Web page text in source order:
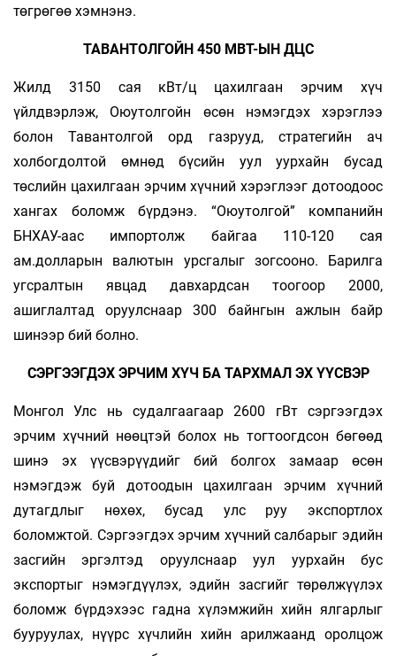
төгрөгөө хэмнэнэ.
ТАВАНТОЛГОЙН 450 МВТ-ЫН ДЦС
Жилд 3150 сая кВт/ц цахилгаан эрчим хүч
үйлдвэрлэж, Оюутолгойн өсөн нэмэгдэх хэрэглээ
болон Тавантолгой орд газрууд, стратегийн ач
холбогдолтой өмнөд бүсийн уул уурхайн бусад
төслийн цахилгаан эрчим хүчний хэрэглээг дотоодоос
хангах боломж бүрдэнэ. “Оюутолгой” компанийн
БНХАУ-аас импортолж байгаа 110-120 сая
ам.долларын валютын урсгалыг зогсооно. Барилга
угсралтын явцад давхардсан тоогоор 2000,
ашиглалтад оруулснаар 300 байнгын ажлын байр
шинээр бий болно.
СЭРГЭЭГДЭХ ЭРЧИМ ХҮЧ БА ТАРХМАЛ ЭХ ҮҮСВЭР
Монгол Улс нь судалгаагаар 2600 гВт сэргээгдэх
эрчим хүчний нөөцтэй болох нь тогтоогдсон бөгөөд
шинэ эх үүсвэрүүдийг бий болгох замаар өсөн
нэмэгдэж буй дотоодын цахилгаан эрчим хүчний
дутагдлыг нөхөх, бусад улс руу экспортлох
боломжтой. Сэргээгдэх эрчим хүчний салбарыг эдийн
засгийн эргэлтэд оруулснаар уул уурхайн бус
экспортыг нэмэгдүүлэх, эдийн засгийг төрөлжүүлэх
боломж бүрдэхээс гадна хүлэмжийн хийн ялгарлыг
бууруулах, нүүрс хүчлийн хийн арилжаанд оролцож